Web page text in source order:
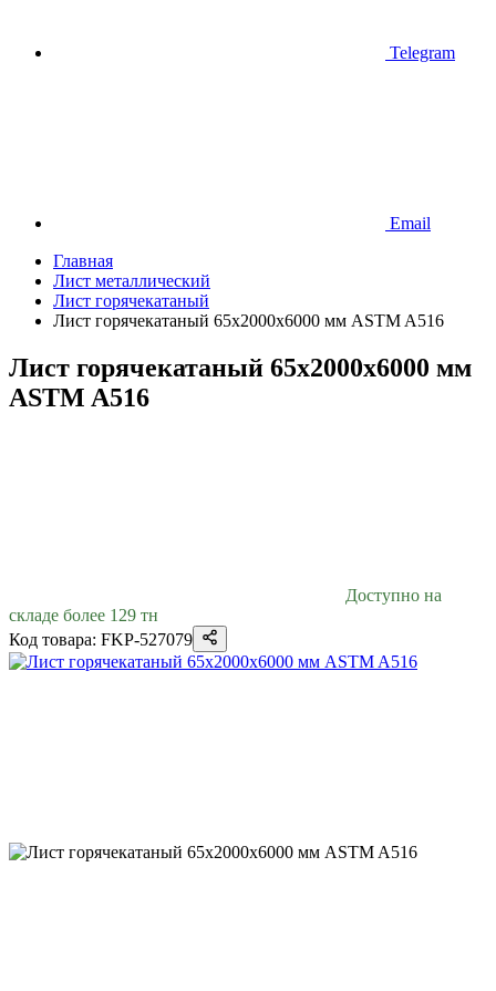
Telegram
Email
Главная
Лист металлический
Лист горячекатаный
Лист горячекатаный 65х2000х6000 мм ASTM A516
Лист горячекатаный 65х2000х6000 мм
ASTM A516
Доступно на
складе более 129 тн
Код товара: FKP-527079